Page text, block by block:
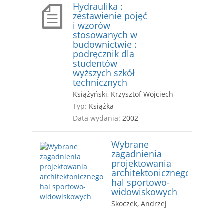
Hydraulika :
zestawienie pojęć
i wzorów
stosowanych w
budownictwie :
podręcznik dla
studentów
wyższych szkół
technicznych
Książyński, Krzysztof Wojciech
Typ: Książka
Data wydania: 2002
Wybrane
zagadnienia
projektowania
architektonicznego
hal sportowo-
widowiskowych
Skoczek, Andrzej